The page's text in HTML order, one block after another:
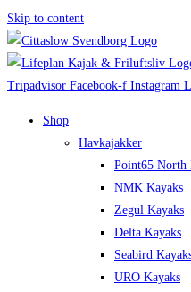
Skip to content
Tripadvisor Facebook-f Instagram
Shop
Havkajakker
Point65 North
NMK Kayaks
Zegul Kayaks
Delta Kayaks
Seabird
URO Kayaks